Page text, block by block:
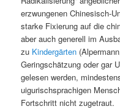
erzwungenen Chinesisch-
starke Fixierung auf die
aber auch generell im
zu Kindergärten
Geringschätzung oder gar
gelesen werden,
uigurischsprachigen
Fortschritt nicht zugetraut.